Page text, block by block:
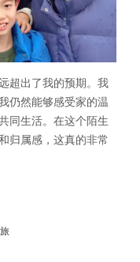
超出了我的预期。我
仍然能够感受家的温
同生活。在这个陌生
归属感，这真的非常